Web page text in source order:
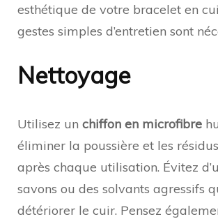
esthétique de votre bracelet en
gestes simples d’entretien sont
Nettoyage
Utilisez un chiffon en microfibre
éliminer la poussière et les
après chaque utilisation. Évitez
savons ou des solvants agressifs
détériorer le cuir. Pensez